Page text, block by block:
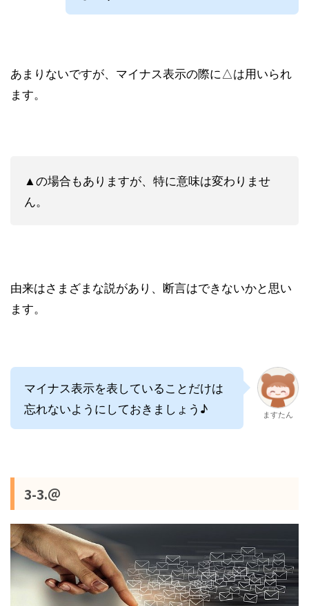
あまりないですが、マイナス表示の際に△は用いられ
ます。
▲の場合もありますが、特に意味は変わりませ
ん。
由来はさまざまな説があり、断言はできないかと思い
ます。
マイナス表示を表していることだけは
忘れないようにしておきましょう♪
ますたん
3-3.＠